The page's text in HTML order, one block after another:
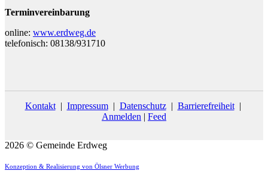
Terminvereinbarung
online: www.erdweg.de
telefonisch: 08138/931710
Kontakt| Impressum| Datenschutz| Barrierefreiheit|
Anmelden | Feed
2026 © Gemeinde Erdweg
Konzeption & Realisierung von Ölsner Werbung